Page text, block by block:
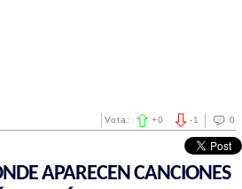
0
-1
Vota: +0
APARECEN CANCIONES